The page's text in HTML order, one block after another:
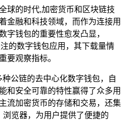
球的时代,加密货币和区块链技
金融和科技领域，而作为连接用
字钱包的重要性愈发凸显，
的数字钱包应用，其下载量情
要观察指标。
种公链的去中心化数字钱包，自
和安全可靠的特性赢得了众多用
流加密货币的存储和交易，还集
览器，为用户提供了便捷的